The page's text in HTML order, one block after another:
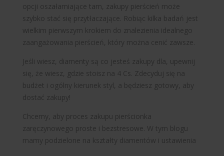
ROREN
opcji oszałamiające tam, zakupy pierścień może
szybko stać się przytłaczające. Robiąc kilka badań jest
wielkim pierwszym krokiem do znalezienia idealnego
zaangażowania pierścień, który można cenić zawsze.
Jeśli wiesz, diamenty są co jesteś zakupy dla, upewnij
się, że wiesz, gdzie stoisz na 4 Cs. Zdecyduj się na
budżet i ogólny kierunek styl, a będziesz gotowy, aby
dostać zakupy!
Chcemy, aby proces zakupu pierścionka
zaręczynowego proste i bezstresowe. W tym blogu
mamy podzielone na kształty diamentów i ustawienia